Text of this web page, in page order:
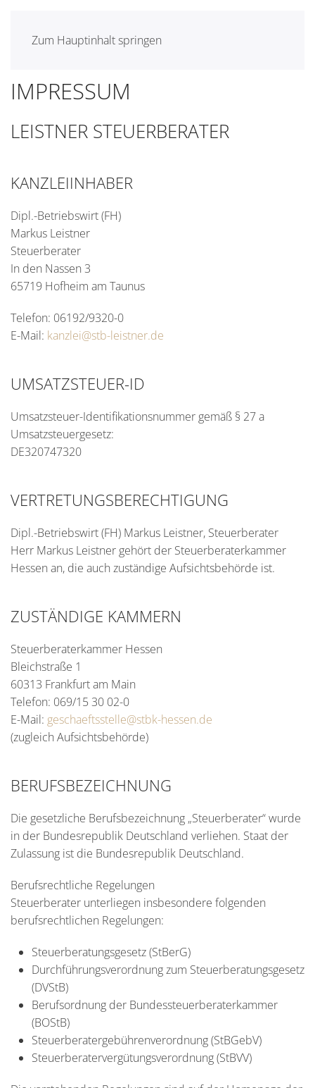
Zum Hauptinhalt springen
IMPRESSUM
LEISTNER STEUERBERATER
KANZLEIINHABER
Dipl.-Betriebswirt (FH)
Markus Leistner
Steuerberater
In den Nassen 3
65719 Hofheim am Taunus
Telefon: 06192/9320-0
E-Mail: kanzlei@stb-leistner.de
UMSATZSTEUER-ID
Umsatzsteuer-Identifikationsnummer gemäß § 27 a
Umsatzsteuergesetz:
DE320747320
VERTRETUNGSBERECHTIGUNG
Dipl.-Betriebswirt (FH) Markus Leistner, Steuerberater
Herr Markus Leistner gehört der Steuerberaterkammer
Hessen an, die auch zuständige Aufsichtsbehörde ist.
ZUSTÄNDIGE KAMMERN
Steuerberaterkammer Hessen
Bleichstraße 1
60313 Frankfurt am Main
Telefon: 069/15 30 02-0
E-Mail: geschaeftsstelle@stbk-hessen.de
(zugleich Aufsichtsbehörde)
BERUFSBEZEICHNUNG
Die gesetzliche Berufsbezeichnung „Steuerberater“ wurde
in der Bundesrepublik Deutschland verliehen. Staat der
Zulassung ist die Bundesrepublik Deutschland.
Berufsrechtliche Regelungen
Steuerberater unterliegen insbesondere folgenden
berufsrechtlichen Regelungen:
Steuerberatungsgesetz (StBerG)
Durchführungsverordnung zum Steuerberatungsgesetz
(DVStB)
Berufsordnung der Bundessteuerberaterkammer
(BOStB)
Steuerberatergebührenverordnung (StBGebV)
Steuerberatervergütungsverordnung (StBVV)